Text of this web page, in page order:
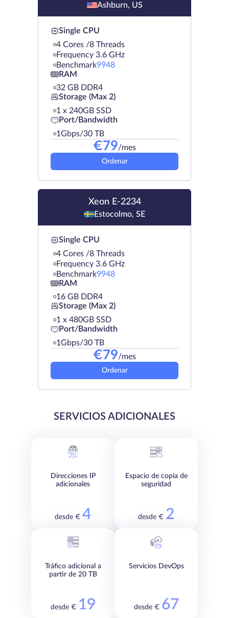
Ashburn, US
Single CPU
4 Cores /8 Threads
Frequency 3.6 GHz
Benchmark9948
RAM
32 GB DDR4
Storage (Max 2)
1 х 240GB SSD
Port/Bandwidth
1Gbps/30 TB
€79/mes
Ordenar
Xeon E-2234
Estocolmo, SE
Single CPU
4 Cores /8 Threads
Frequency 3.6 GHz
Benchmark9948
RAM
16 GB DDR4
Storage (Max 2)
1 х 480GB SSD
Port/Bandwidth
1Gbps/30 TB
€79/mes
Ordenar
SERVICIOS ADICIONALES
Direcciones IP
adicionales
desde € 4
Espacio de copia de
seguridad
desde € 2
Tráfico adicional a
partir de 20 TB
desde € 19
Servicios DevOps
desde € 67